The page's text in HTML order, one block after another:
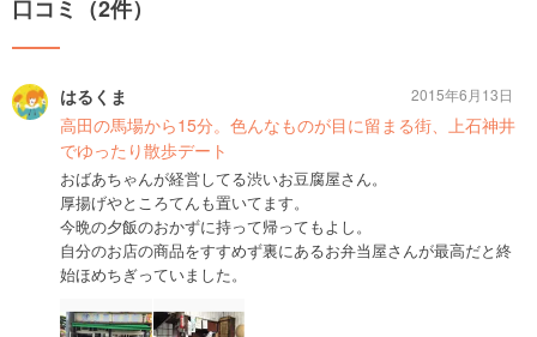
口コミ（2件）
はるくま
高田の馬場から15分。色んなものが目に留まる街、上石神井
でゆったり散歩デート
おばあちゃんが経営してる渋いお豆腐屋さん。
厚揚げやところてんも置いてます。
今晩の夕飯のおかずに持って帰ってもよし。
自分のお店の商品をすすめず裏にあるお弁当屋さんが最高だと終
始ほめちぎっていました。
2015年6月13日